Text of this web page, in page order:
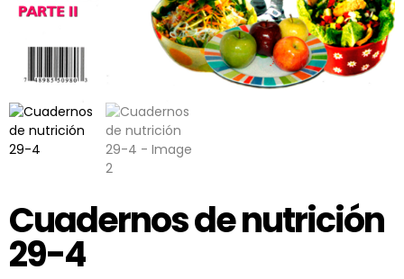
Cuadernos de nutrición
29-4